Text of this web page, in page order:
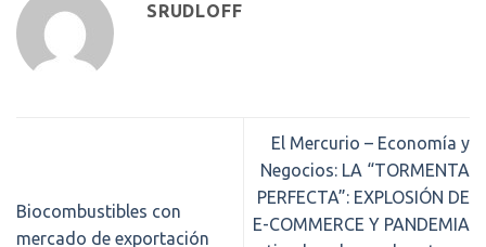
SRUDLOFF
Biocombustibles con
mercado de exportación
El Mercurio – Economía y
Negocios: LA “TORMENTA
PERFECTA”: EXPLOSIÓN DE
E-COMMERCE Y PANDEMIA